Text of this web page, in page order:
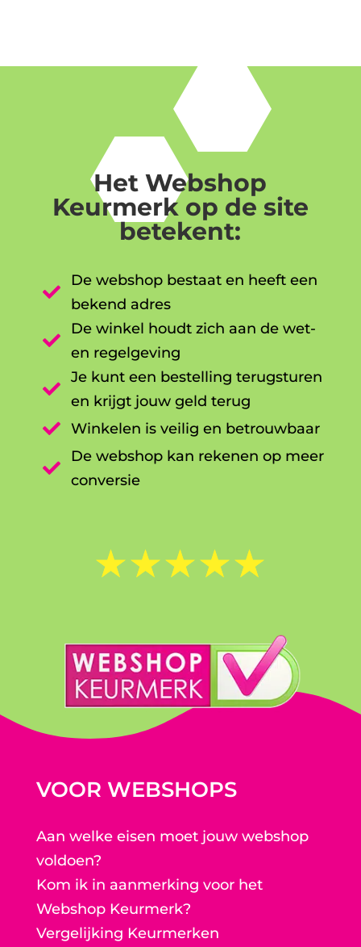
Het Webshop
Keurmerk op de site
betekent:

De webshop bestaat en heeft een
bekend adres

De winkel houdt zich aan de wet-
en regelgeving

Je kunt een bestelling terugsturen
en krijgt jouw geld terug

Winkelen is veilig en betrouwbaar

De webshop kan rekenen op meer
conversie
☆☆☆☆☆
VOOR WEBSHOPS
Aan welke eisen moet jouw webshop
voldoen?
Kom ik in aanmerking voor het
Webshop Keurmerk?
Vergelijking Keurmerken